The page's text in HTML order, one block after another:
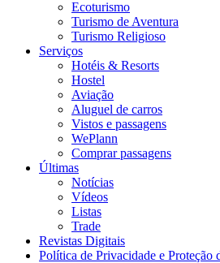
Ecoturismo
Turismo de Aventura
Turismo Religioso
Serviços
Hotéis & Resorts
Hostel
Aviação
Aluguel de carros
Vistos e passagens
WePlann
Comprar passagens
Últimas
Notícias
Vídeos
Listas
Trade
Revistas Digitais
Política de Privacidade e Proteção